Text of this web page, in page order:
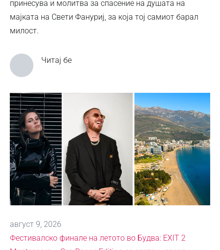
принесува и молитва за спасение на душата на
мајката на Свети Фануриј, за која тој самиот барал
милост.
Читај бе
август 9, 2026
Фестивалско финале на летото во Будва: EXIT 2